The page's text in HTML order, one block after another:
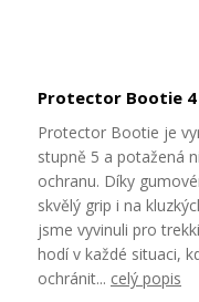
Protector Bootie 4
Protector Bootie je
stupně 5 a potažená
ochranu. Díky
skvělý grip i na
jsme vyvinuli pro
hodí v každé situaci,
ochránit... celý popis